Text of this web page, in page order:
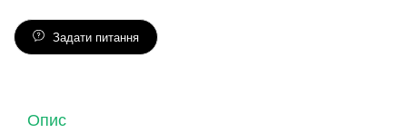
Задати питання
Опис